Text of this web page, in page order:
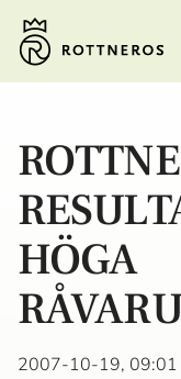
HÖGA
2007-10-19, 09:01